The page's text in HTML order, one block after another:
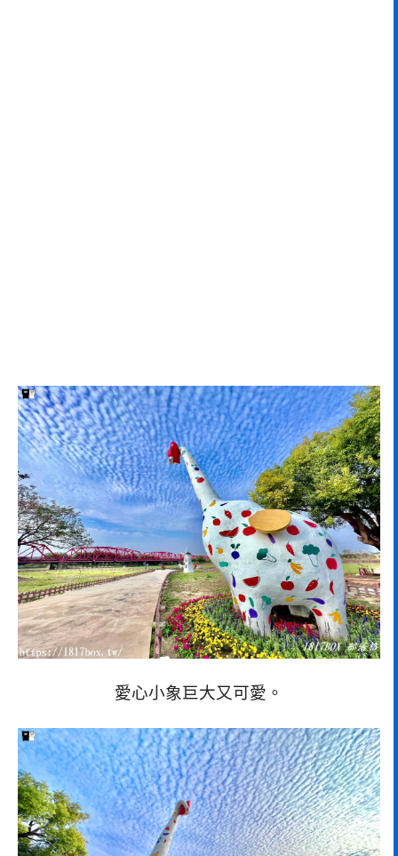
愛心小象巨大又可愛。